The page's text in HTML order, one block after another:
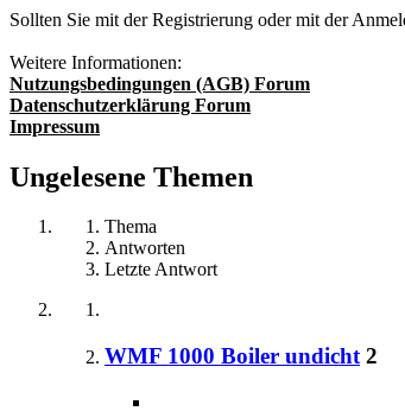
Sollten Sie mit der Registrierung oder mit der
Weitere Informationen:
Nutzungsbedingungen (AGB) Forum
Datenschutzerklärung Forum
Impressum
Ungelesene Themen
Thema
Antworten
Letzte Antwort
WMF 1000 Boiler undicht 2